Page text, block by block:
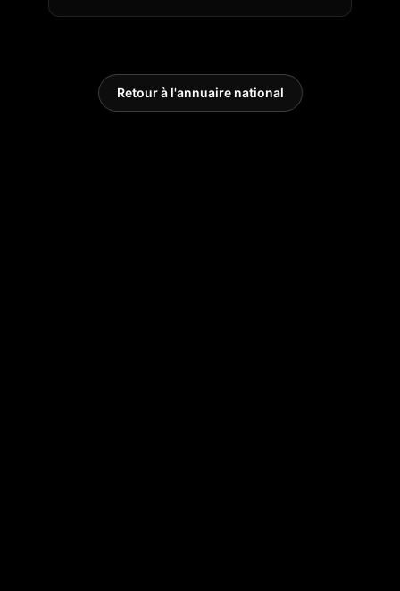
Retour à l'annuaire national